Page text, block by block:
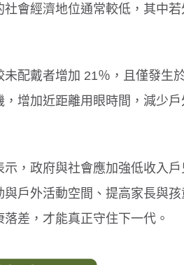
會經濟地位通常較低，其中
配戴者增加 21％，且僅發生
增加近距離用眼時間，減少
，政府與社會應加強低收入
戶外活動空間、提高家長與
差，才能真正守住下一代。